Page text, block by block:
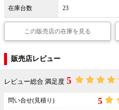
在庫台数 23
この販売店の在庫を見る
販売店レビュー
レビュー総合 満足度 5
問い合せ(見積り) 5